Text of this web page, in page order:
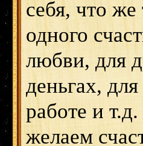
себя, что же
одного
любви, для
деньгах,
работе и
желаем